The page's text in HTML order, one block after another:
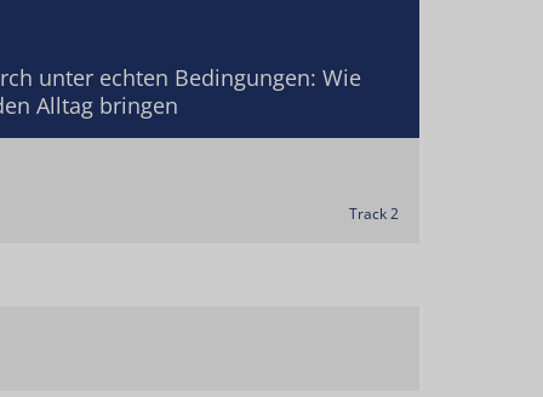
unter echten Bedingungen: Wie
Alltag bringen
Track 2